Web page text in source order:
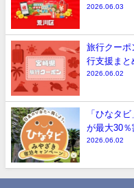
2026.06.03
旅行クーポ
行支援まと
2026.06.02
「ひなタ
が最大30
2026.06.02